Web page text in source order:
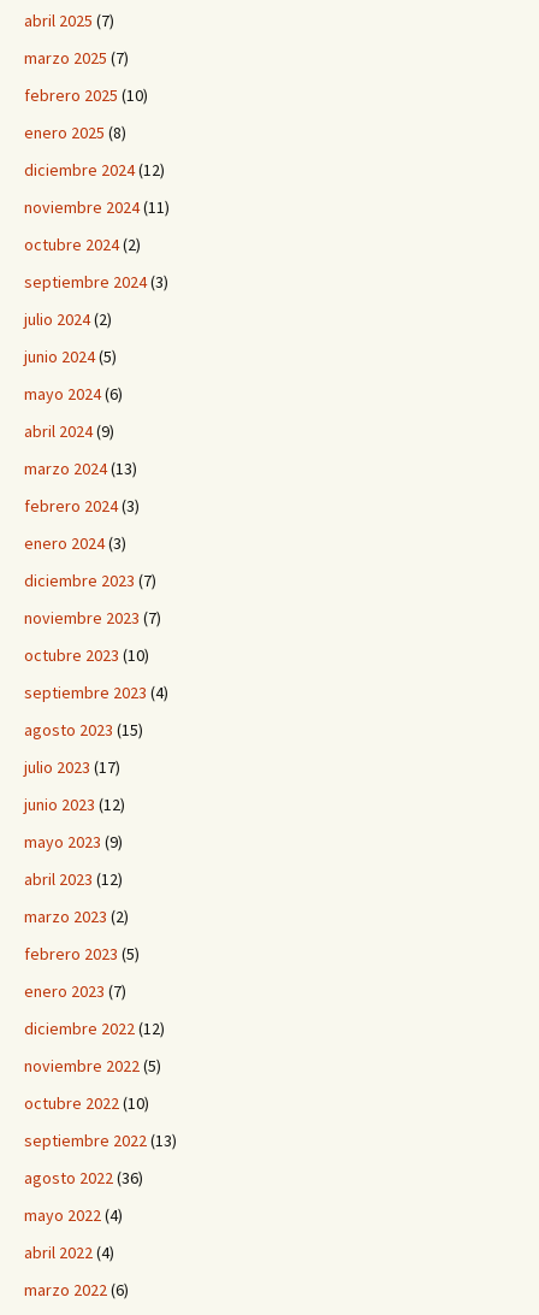
abril 2025 (7)
marzo 2025 (7)
febrero 2025 (10)
enero 2025 (8)
diciembre 2024(12)
noviembre 2024(11)
octubre 2024(2)
septiembre 2024(3)
julio 2024(2)
junio 2024(5)
mayo 2024(6)
abril 2024(9)
marzo 2024(13)
febrero 2024(3)
enero 2024(3)
diciembre 2023 (7)
noviembre 2023 (7)
octubre 2023 (10)
septiembre 2023 (4)
agosto 2023 (15)
julio 2023 (17)
junio 2023 (12)
mayo 2023 (9)
abril 2023 (12)
marzo 2023 (2)
febrero 2023 (5)
enero 2023 (7)
diciembre 2022(12)
noviembre 2022(5)
octubre 2022(10)
septiembre 2022(13)
agosto 2022(36)
mayo 2022(4)
abril 2022(4)
marzo 2022(6)